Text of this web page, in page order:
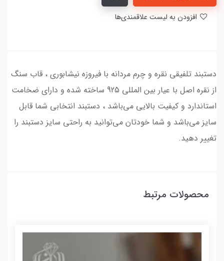
دستبند تلفیقی نقره و چرم مردانه با فیروزه نیشابوری ، قاب سنگ
از نقره اصل با عیار بین المللی 925 ساخته شده و دارای ضخامت
استاندارد و کیفیت بالایی می‌باشد ، دستبند انتخابی شما قابل
سایز می‌باشد و شما خودتان می‌توانید به راحتی سایز دستبند را
تغییر دهید.
محصولات مرتبط